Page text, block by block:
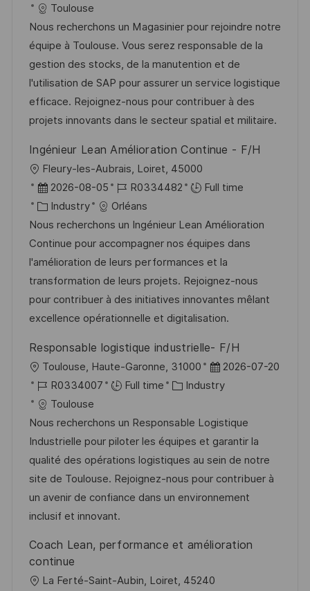
c
a
t
i
o
n
t
e
d
D
a
t
o
b
I
d
t
e
g
o
r
y
Toulouse
Nous recherchons un Magasinier pour rejoindre notre
équipe à Toulouse. Vous serez responsable de la
gestion des stocks, de la manutention et de
l'utilisation de SAP pour assurer un service logistique
efficace. Rejoignez-nous pour contribuer à des
projets innovants dans le secteur spatial et militaire.
Ingénieur Lean Amélioration Continue - F/H
L
o
c
a
t
i
o
n
Fleury-les-Aubrais, Loiret, 45000
P
o
s
t
e
d
D
a
e
2026-08-05
J
o
b
I
d
R0334482
Full time
C
a
t
e
g
o
r
Industry
Orléans
Nous recherchons un Ingénieur Lean Amélioration
Continue pour accompagner nos équipes dans
l'amélioration de leurs performances et la
transformation de leurs projets. Rejoignez-nous
pour contribuer à des initiatives innovantes mêlant
excellence opérationnelle et digitalisation.
Responsable logistique industrielle- F/H
L
o
c
a
t
i
o
n
Toulouse, Haute-Garonne, 31000
P
o
t
e
d
D
a
2026-07-20
J
o
b
I
d
R0334007 Full time
C
t
e
g
o
r
Industry
Toulouse
Nous recherchons un Responsable Logistique
Industrielle pour piloter les équipes et garantir la
qualité des opérations logistiques au sein de notre
site de Toulouse. Rejoignez-nous pour contribuer à
un avenir de confiance dans un environnement
inclusif et innovant.
Coach Lean, performance et amélioration
continue
L
La Ferté-Saint-Aubin, Loiret, 45240